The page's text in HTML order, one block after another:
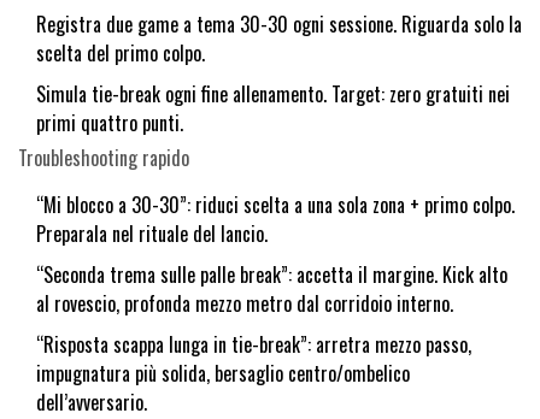
Registra due game a tema 30-30 ogni sessione. Riguarda solo la
scelta del primo colpo.
Simula tie-break ogni fine allenamento. Target: zero gratuiti nei
primi quattro punti.
Troubleshooting rapido
“Mi blocco a 30-30”: riduci scelta a una sola zona + primo colpo.
Preparala nel rituale del lancio.
“Seconda trema sulle palle break”: accetta il margine. Kick alto
al rovescio, profonda mezzo metro dal corridoio interno.
“Risposta scappa lunga in tie-break”: arretra mezzo passo,
impugnatura più solida, bersaglio centro/ombelico
dell’avversario.